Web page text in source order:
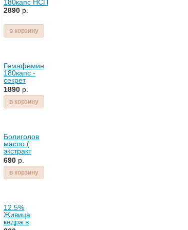
180капс НСП
2890 р.
в корзину
Гемафемин
180капс -
секрет
женского
здоровья
1890 р.
в корзину
Болиголов
масло (
экстракт
масляный)
100г
690 р.
в корзину
12.5%
Живица
кедра в